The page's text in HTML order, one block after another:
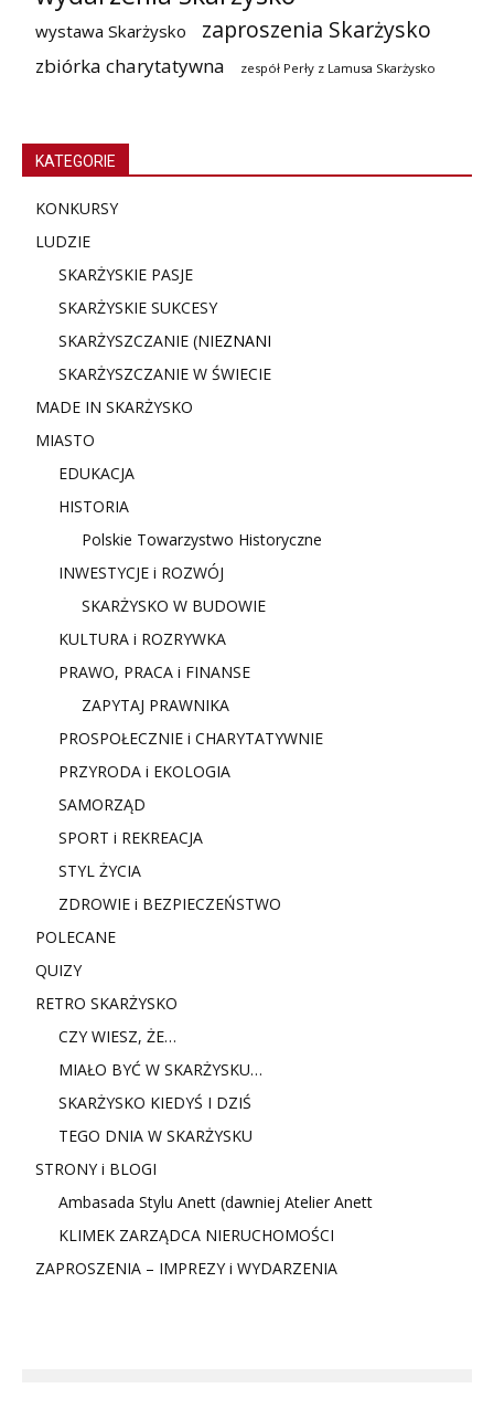
wystawa Skarżysko zaproszenia Skarżysko
zbiórka charytatywna zespół Perły z Lamusa Skarżysko
KATEGORIE
KONKURSY
LUDZIE
SKARŻYSKIE PASJE
SKARŻYSKIE SUKCESY
SKARŻYSZCZANIE (NIEZNANI
SKARŻYSZCZANIE W ŚWIECIE
MADE IN SKARŻYSKO
MIASTO
EDUKACJA
HISTORIA
Polskie Towarzystwo Historyczne
INWESTYCJE i ROZWÓJ
SKARŻYSKO W BUDOWIE
KULTURA i ROZRYWKA
PRAWO, PRACA i FINANSE
ZAPYTAJ PRAWNIKA
PROSPOŁECZNIE i CHARYTATYWNIE
PRZYRODA i EKOLOGIA
SAMORZĄD
SPORT i REKREACJA
STYL ŻYCIA
ZDROWIE i BEZPIECZEŃSTWO
POLECANE
QUIZY
RETRO SKARŻYSKO
CZY WIESZ, ŻE…
MIAŁO BYĆ W SKARŻYSKU…
SKARŻYSKO KIEDYŚ I DZIŚ
TEGO DNIA W SKARŻYSKU
STRONY i BLOGI
Ambasada Stylu Anett (dawniej Atelier Anett
KLIMEK ZARZĄDCA NIERUCHOMOŚCI
ZAPROSZENIA – IMPREZY i WYDARZENIA